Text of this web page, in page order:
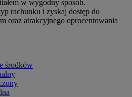
w wygodny sposób.
rachunku i zyskaj dostęp do
oraz atrakcyjnego oprocentowania
środków